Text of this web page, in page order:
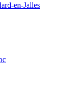
en-Jalles